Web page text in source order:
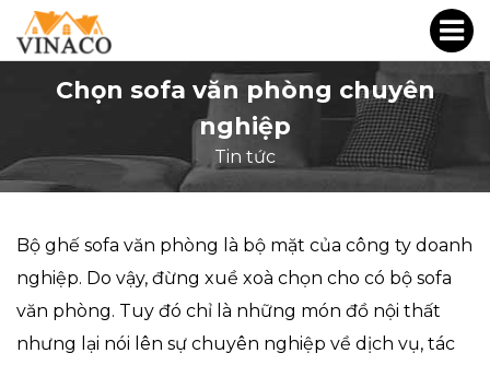
Chọn sofa văn phòng chuyên
nghiệp
Tin tức
Bộ ghế sofa văn phòng là bộ mặt của công ty doanh
nghiệp. Do vậy, đừng xuề xoà chọn cho có bộ sofa
văn phòng. Tuy đó chỉ là những món đồ nội thất
nhưng lại nói lên sự chuyên nghiệp về dịch vụ, tác